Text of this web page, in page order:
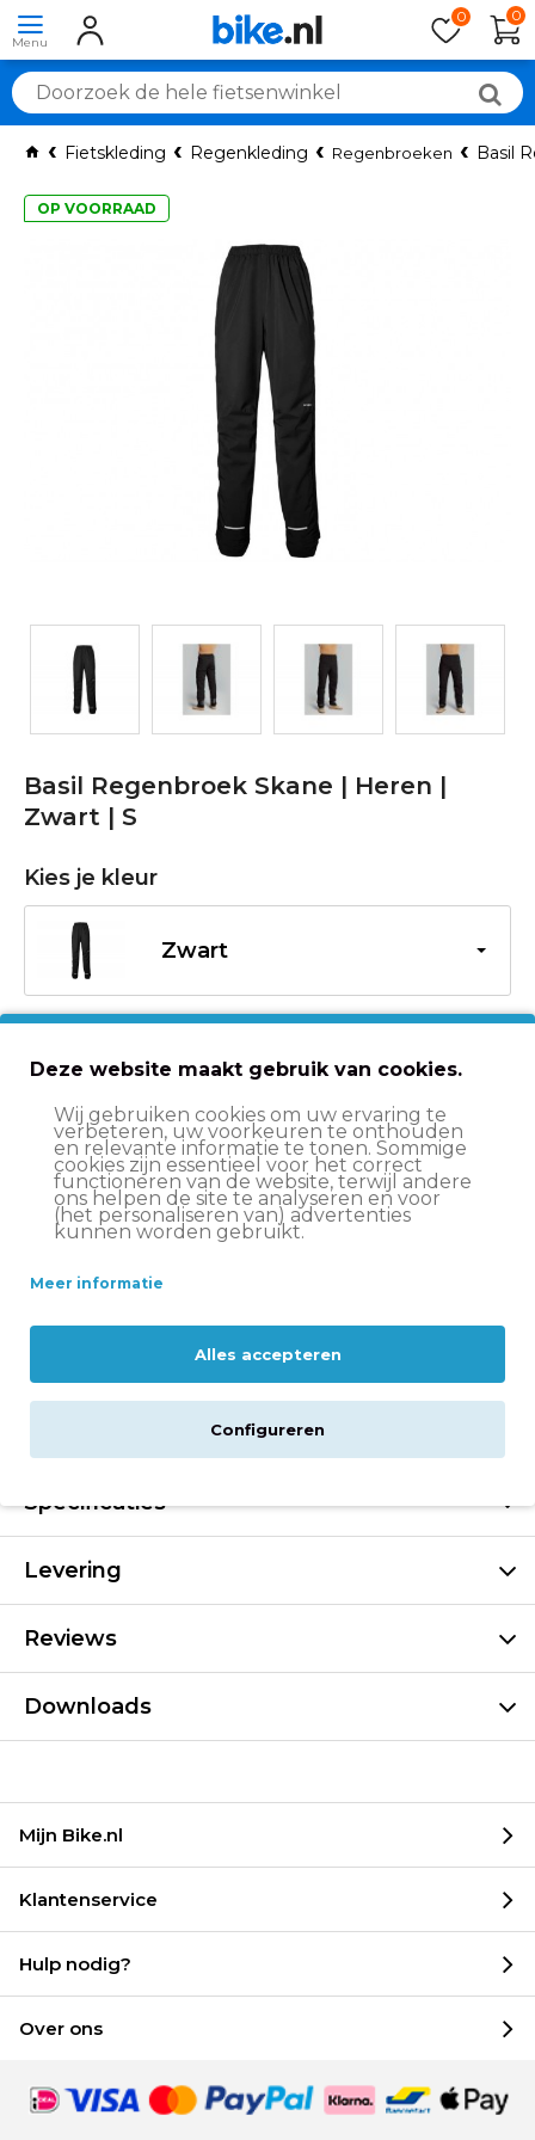
0 0
Fietskleding Regenkleding Regenbroeken Basil
OP VOORRAAD
Basil Regenbroek Skane | Heren |
Zwart | S
Kies je kleur
Zwart
S
€79,99
Specificaties
Levering
Reviews
Downloads
Mijn Bike.nl
Klantenservice
Hulp nodig?
Over ons
Deze website maakt gebruik van cookies.
Wij gebruiken cookies om uw ervaring te
verbeteren, uw voorkeuren te onthouden
en relevante informatie te tonen. Sommige
cookies zijn essentieel voor het correct
functioneren van de website, terwijl andere
ons helpen de site te analyseren en voor
(het personaliseren van) advertenties
kunnen worden gebruikt.
Meer informatie
Alles accepteren
Configureren